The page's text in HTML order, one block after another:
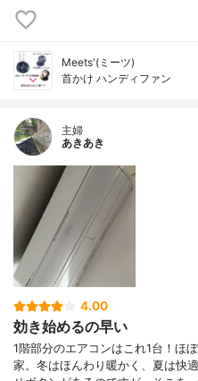
Meets'(ミーツ)
首かけ ハンディファン
主婦
あきあき
4.00
効き始めるの早い
1階部分のエアコンはこれ1台！ほ
家。冬はほんわり暖かく、夏は快